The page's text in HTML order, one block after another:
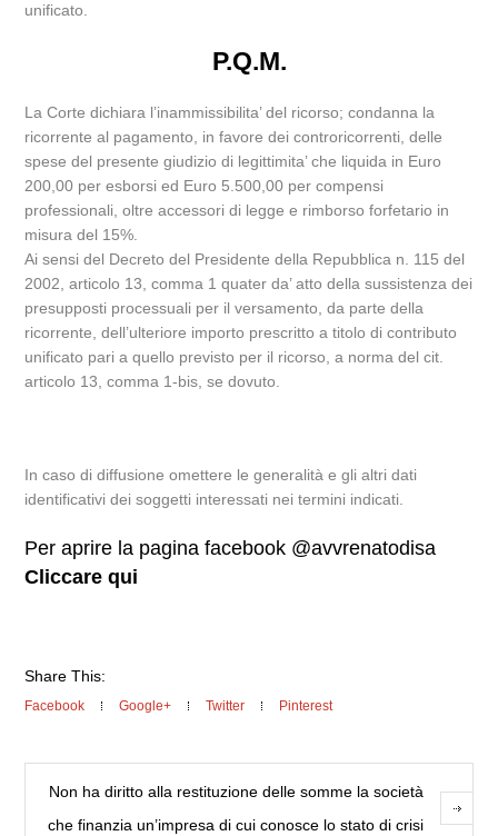
unificato.
P.Q.M.
La Corte dichiara l’inammissibilita’ del ricorso; condanna la
ricorrente al pagamento, in favore dei controricorrenti, delle
spese del presente giudizio di legittimita’ che liquida in Euro
200,00 per esborsi ed Euro 5.500,00 per compensi
professionali, oltre accessori di legge e rimborso forfetario in
misura del 15%.
Ai sensi del Decreto del Presidente della Repubblica n. 115 del
2002, articolo 13, comma 1 quater da’ atto della sussistenza dei
presupposti processuali per il versamento, da parte della
ricorrente, dell’ulteriore importo prescritto a titolo di contributo
unificato pari a quello previsto per il ricorso, a norma del cit.
articolo 13, comma 1-bis, se dovuto.
In caso di diffusione omettere le generalità e gli altri dati
identificativi dei soggetti interessati nei termini indicati.
Per aprire la pagina facebook @avvrenatodisa
Cliccare qui
Share This:
Facebook Google+ Twitter Pinterest
Non ha diritto alla restituzione delle somme la società
che finanzia un’impresa di cui conosce lo stato di crisi